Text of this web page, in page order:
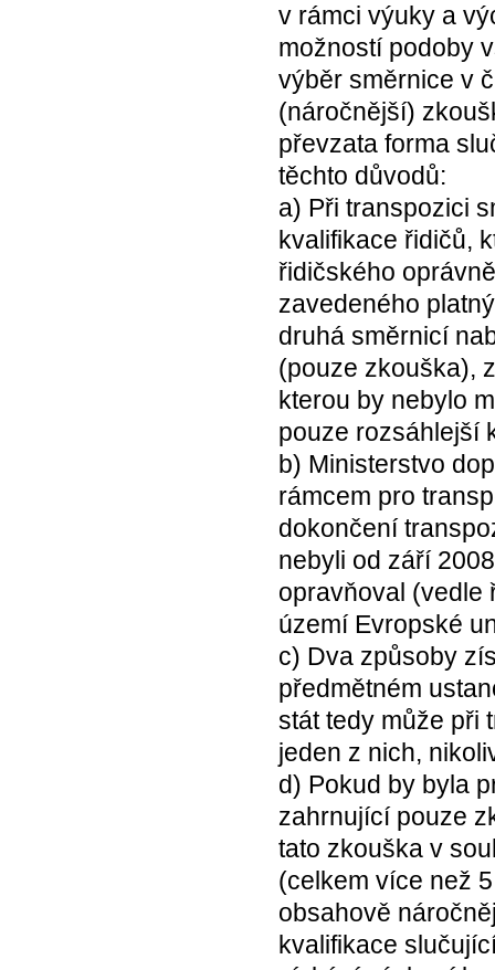
v rámci výuky a
možností podoby
výběr směrnice v
(náročnější)
převzata forma
těchto důvodů:
a) Při transpozici
kvalifikace řidičů,
řidičského
zavedeného
druhá směrnicí
(pouze zkouška),
kterou by nebylo
pouze rozsáhlejší
b) Ministerstvo
rámcem pro
dokončení
nebyli od září
opravňoval (vedle
území Evropské
c) Dva způsoby
předmětném
stát tedy může při
jeden z nich,
d) Pokud by byla
zahrnující pouze
tato zkouška v
(celkem více než
obsahově
kvalifikace